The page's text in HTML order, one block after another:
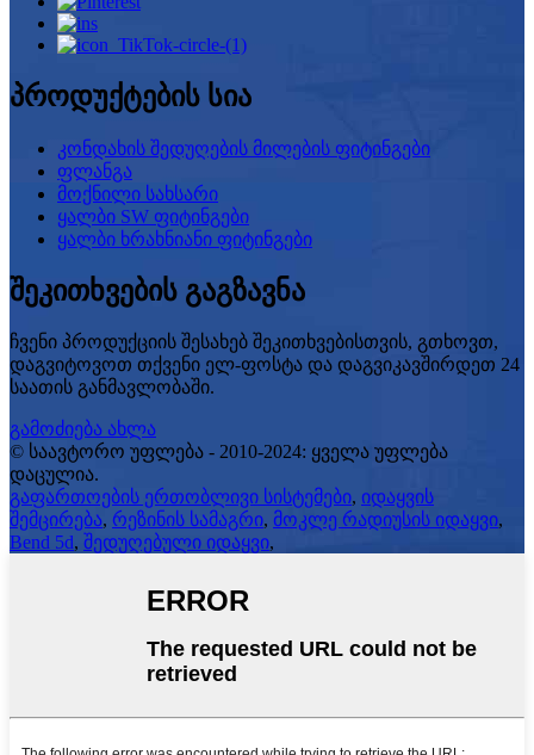
პროდუქტების სია
კონდახის შედუღების მილების ფიტინგები
ფლანგა
მოქნილი სახსარი
ყალბი SW ფიტინგები
ყალბი ხრახნიანი ფიტინგები
შეკითხვების გაგზავნა
ჩვენი პროდუქციის შესახებ შეკითხვებისთვის, გთხოვთ,
დაგვიტოვოთ თქვენი ელ-ფოსტა და დაგვიკავშირდეთ 24
საათის განმავლობაში.
გამოძიება ახლა
© საავტორო უფლება - 2010-2024: ყველა უფლება
დაცულია.
გაფართოების ერთობლივი სისტემები, იდაყვის
შემცირება, რეზინის სამაგრი, მოკლე რადიუსის იდაყვი,
Bend 5d, შედუღებული იდაყვი,